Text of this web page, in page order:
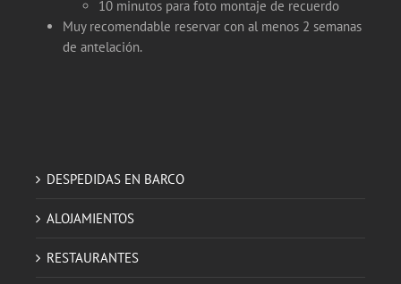
10 minutos para foto montaje de recuerdo
Muy recomendable reservar con al menos 2 semanas
de antelación.
DESPEDIDAS EN BARCO
ALOJAMIENTOS
RESTAURANTES